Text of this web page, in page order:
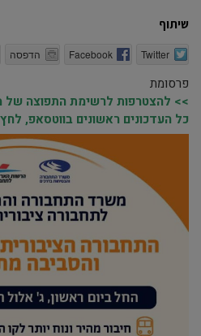
שיתוף
Twitter
Facebook הדפסה
פרסומת
>> להצטרפות לרשימת התפוצה של
כל העדכונים ראשונים בווטסאפ,